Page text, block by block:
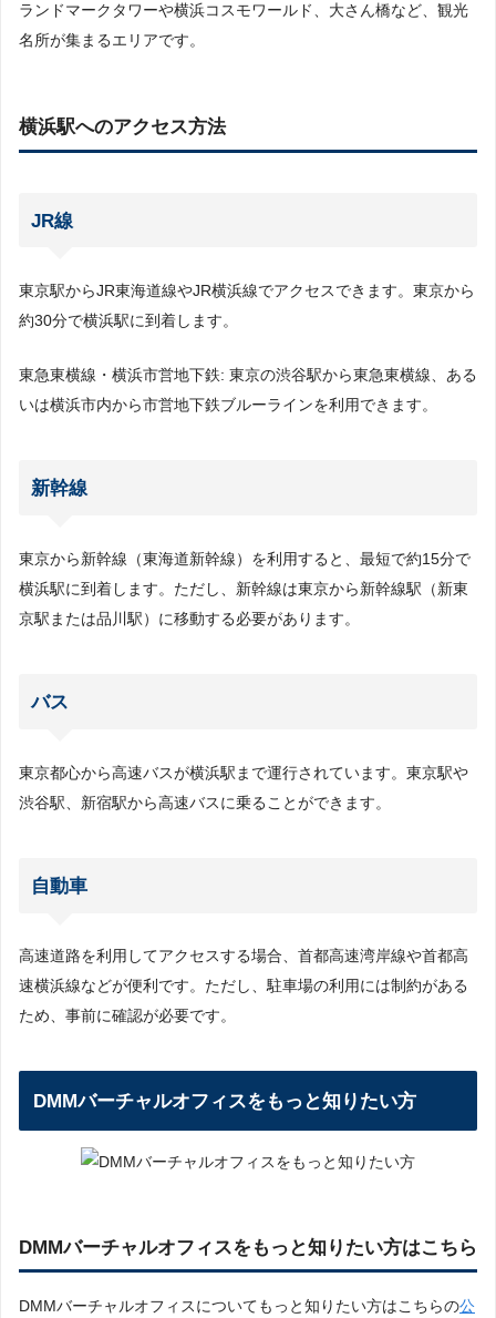
ランドマークタワーや横浜コスモワールド、大さん橋など、観光
名所が集まるエリアです。
横浜駅へのアクセス方法
JR線
東京駅からJR東海道線やJR横浜線でアクセスできます。東京から
約30分で横浜駅に到着します。
東急東横線・横浜市営地下鉄: 東京の渋谷駅から東急東横線、ある
いは横浜市内から市営地下鉄ブルーラインを利用できます。
新幹線
東京から新幹線（東海道新幹線）を利用すると、最短で約15分で
横浜駅に到着します。ただし、新幹線は東京から新幹線駅（新東
京駅または品川駅）に移動する必要があります。
バス
東京都心から高速バスが横浜駅まで運行されています。東京駅や
渋谷駅、新宿駅から高速バスに乗ることができます。
自動車
高速道路を利用してアクセスする場合、首都高速湾岸線や首都高
速横浜線などが便利です。ただし、駐車場の利用には制約がある
ため、事前に確認が必要です。
DMMバーチャルオフィスをもっと知りたい方
DMMバーチャルオフィスをもっと知りたい方はこちら
DMMバーチャルオフィスについてもっと知りたい方はこちらの公